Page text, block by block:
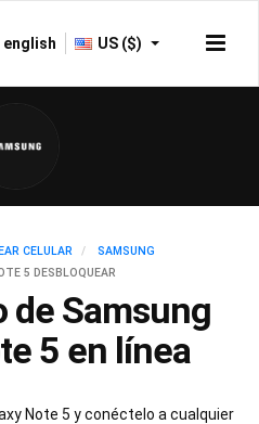
english US ($)
CELULAR
SAMSUNG
5 DESBLOQUEAR
de Samsung
5 en línea
Note 5 y conéctelo a cualquier